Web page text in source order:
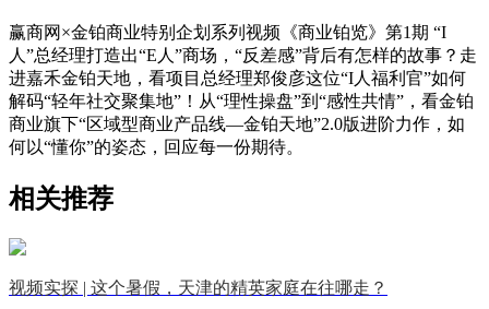
赢商网×金铂商业特别企划系列视频《商业铂览》第1期 “I
人”总经理打造出“E人”商场，“反差感”背后有怎样的故事？走
进嘉禾金铂天地，看项目总经理郑俊彦这位“I人福利官”如何
解码“轻年社交聚集地”！从“理性操盘”到“感性共情”，看金铂
商业旗下“区域型商业产品线—金铂天地”2.0版进阶力作，如
何以“懂你”的姿态，回应每一份期待。
相关推荐
视频实探 | 这个暑假，天津的精英家庭在往哪走？